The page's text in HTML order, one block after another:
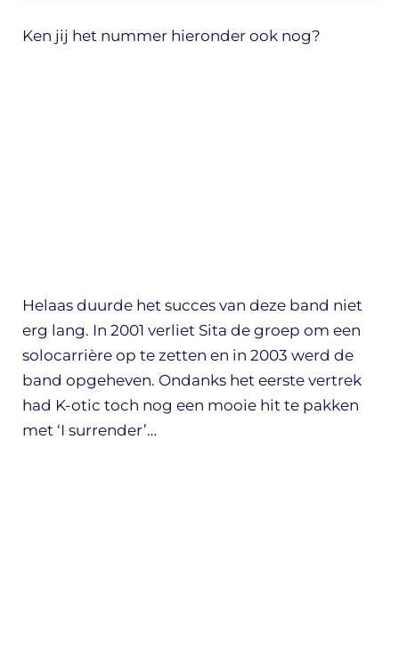
Ken jij het nummer hieronder ook nog?
Helaas duurde het succes van deze band niet
erg lang. In 2001 verliet Sita de groep om een
solocarrière op te zetten en in 2003 werd de
band opgeheven. Ondanks het eerste vertrek
had K-otic toch nog een mooie hit te pakken
met ‘I surrender’…